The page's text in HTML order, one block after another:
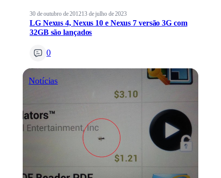
30 de outubro de 201213 de julho de 2023
LG Nexus 4, Nexus 10 e Nexus 7 versão 3G com
32GB são lançados
0
Notícias